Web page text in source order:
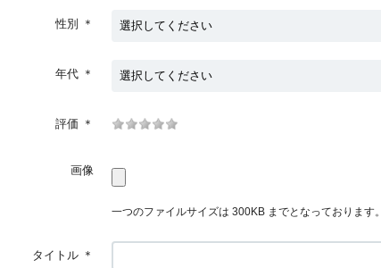
性別 ＊
年代 ＊
評価 ＊
画像
一つのファイルサイズは 300KB までとなっております。
タイトル ＊